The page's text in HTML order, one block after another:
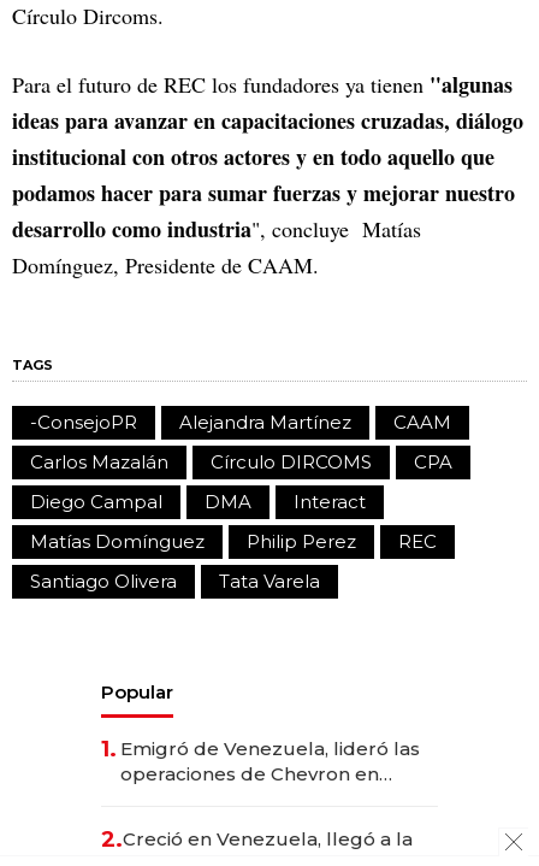
Círculo Dircoms.
Para el futuro de REC los fundadores ya tienen "algunas
ideas para avanzar en capacitaciones cruzadas, diálogo
institucional con otros actores y en todo aquello que
podamos hacer para sumar fuerzas y mejorar nuestro
desarrollo como industria", concluye Matías
Domínguez, Presidente de CAAM.
TAGS
-ConsejoPR Alejandra Martínez
CAAM
Carlos Mazalán
Círculo DIRCOMS
CPA
Diego Campal
DMA
Interact
Matías Domínguez
Philip Perez
REC
Santiago Olivera
Tata Varela
Popular
1. Emigró de Venezuela, lideró las
operaciones de Chevron en
2.Creció en Venezuela, llegó a la